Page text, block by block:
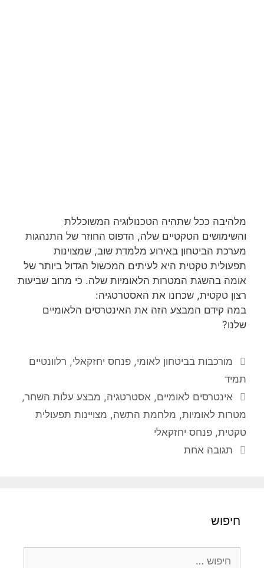
מלהיבה ככל שתהיה הטכנולוגיה המשוכללת
והשימושים הטקטיים שלה, הדפוס החוזר של התנהגות
מערכת הביטחון באירוע מלמדת שוב, שמצוינות
תפעולית טקטית היא לעיתים המכשול הגדול ביותר של
אומה בהשגת המטרות הלאומיות שלה. כי מרוב שביעות
רצון טקטית, שכחנו את האסטרטגיה:
במה קידם המבצע הזה את האינטרסים הלאומיים
שלנו?
קטגוריות
מורכבות בביטחון לאומי,פנחס יחזקאלי, רלוונטיים
תמיד
תגיות
אינטרסים לאומיים, אסטרטגיה, מבצע עלות השחר,
מטרות לאומיות, מלחמת התשה, מצויינות תפעולית
טקטית, פנחס יחזקאלי
תגובה אחת
חיפוש